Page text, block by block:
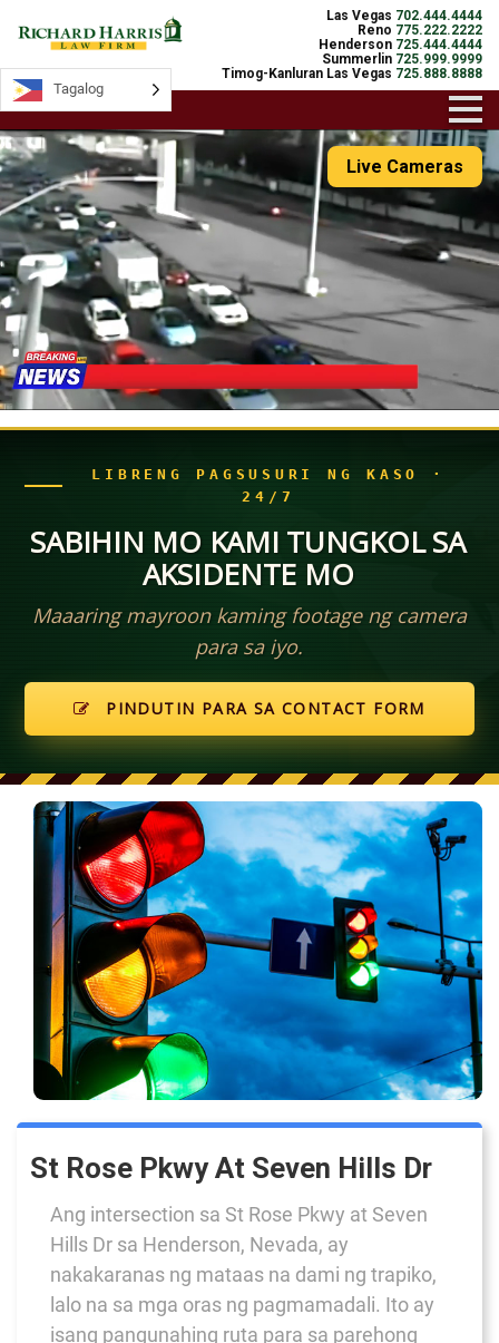
Las Vegas 702.444.4444
Reno 775.222.2222
Henderson 725.444.4444
Summerlin 725.999.9999
Timog-Kanluran Las Vegas 725.888.8888
Live Cameras
LIBRENG PAGSUSURI NG KASO ·
24/7
SABIHIN MO KAMI TUNGKOL SA
AKSIDENTE MO
Maaaring mayroon kaming footage ng camera
para sa iyo.
PINDUTIN PARA SA CONTACT FORM
St Rose Pkwy At Seven Hills Dr
Ang intersection sa St Rose Pkwy at Seven
Hills Dr sa Henderson, Nevada, ay
nakakaranas ng mataas na dami ng trapiko,
lalo na sa mga oras ng pagmamadali. Ito ay
isang pangunahing ruta para sa parehong
Tagalog
Tagalog